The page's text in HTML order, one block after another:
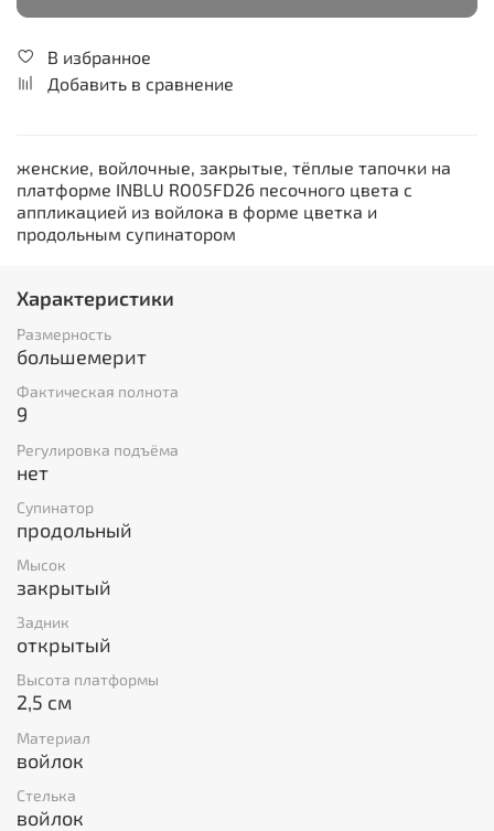
В избранное
Добавить в сравнение
женские, войлочные, закрытые, тёплые тапочки на
платформе INBLU RO05FD26 песочного цвета с
аппликацией из войлока в форме цветка и
продольным супинатором
Характеристики
Размерность
большемерит
Фактическая полнота
9
Регулировка подъёма
нет
Супинатор
продольный
Мысок
закрытый
Задник
открытый
Высота платформы
2,5 см
Материал
войлок
Стелька
войлок